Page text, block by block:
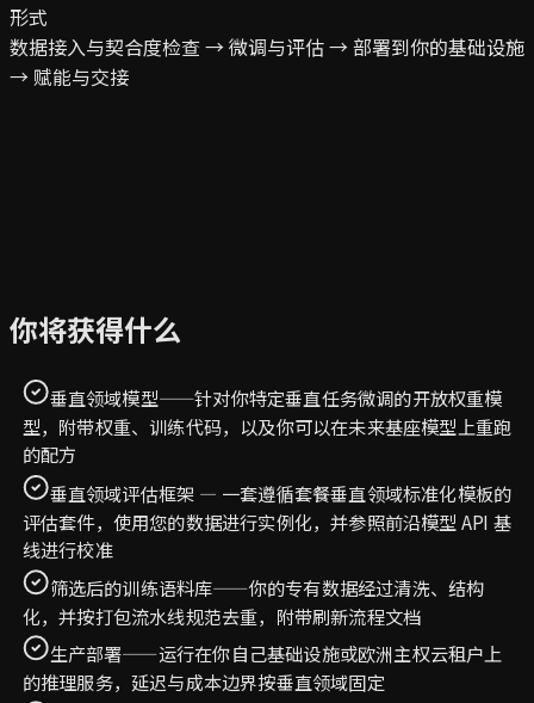
形式
数据接入与契合度检查 → 微调与评估 → 部署到你的基础设施
→ 赋能与交接
你将获得什么
垂直领域模型——针对你特定垂直任务微调的开放权重模
型，附带权重、训练代码，以及你可以在未来基座模型上重跑
的配方
垂直领域评估框架 — 一套遵循套餐垂直领域标准化模板的
评估套件，使用您的数据进行实例化，并参照前沿模型 API 基
线进行校准
筛选后的训练语料库——你的专有数据经过清洗、结构
化，并按打包流水线规范去重，附带刷新流程文档
生产部署——运行在你自己基础设施或欧洲主权云租户上
的推理服务，延迟与成本边界按垂直领域固定